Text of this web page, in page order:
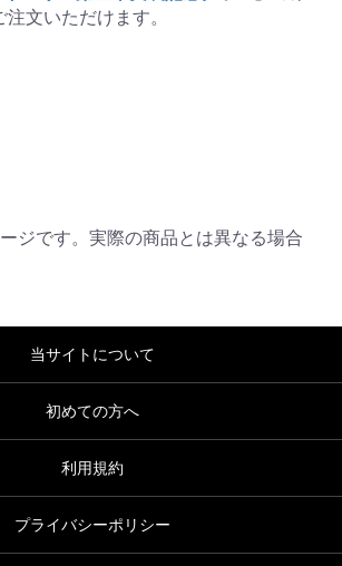
文いただけます。
ジです。実際の商品とは異なる場合
当サイトについて
初めての方へ
利用規約
プライバシーポリシー